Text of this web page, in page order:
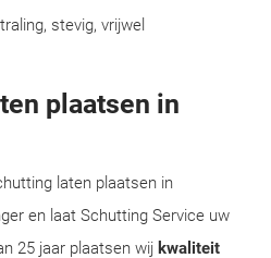
stevig, vrijwel
plaatsen in
laten plaatsen in
en laat Schutting Service uw
25 jaar plaatsen wij kwaliteit